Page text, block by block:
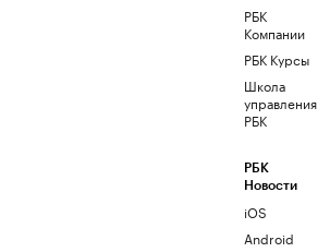
РБК
Компании
РБК Курсы
Школа
управления
РБК
РБК
Новости
iOS
Android